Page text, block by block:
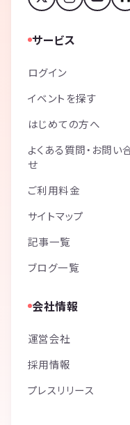
サービス
ログイン
イベントを探す
はじめての方へ
よくある質問・お問い
せ
ご利用料金
サイトマップ
記事一覧
ブログ一覧
会社情報
運営会社
採用情報
プレスリリース